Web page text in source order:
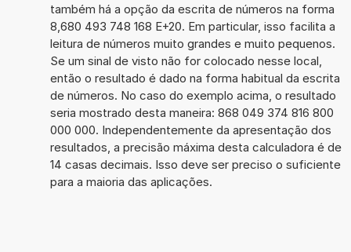
também há a opção da escrita de números na forma
8,680 493 748 168 E+20. Em particular, isso facilita a
leitura de números muito grandes e muito pequenos.
Se um sinal de visto não for colocado nesse local,
então o resultado é dado na forma habitual da escrita
de números. No caso do exemplo acima, o resultado
seria mostrado desta maneira: 868 049 374 816 800
000 000. Independentemente da apresentação dos
resultados, a precisão máxima desta calculadora é de
14 casas decimais. Isso deve ser preciso o suficiente
para a maioria das aplicações.